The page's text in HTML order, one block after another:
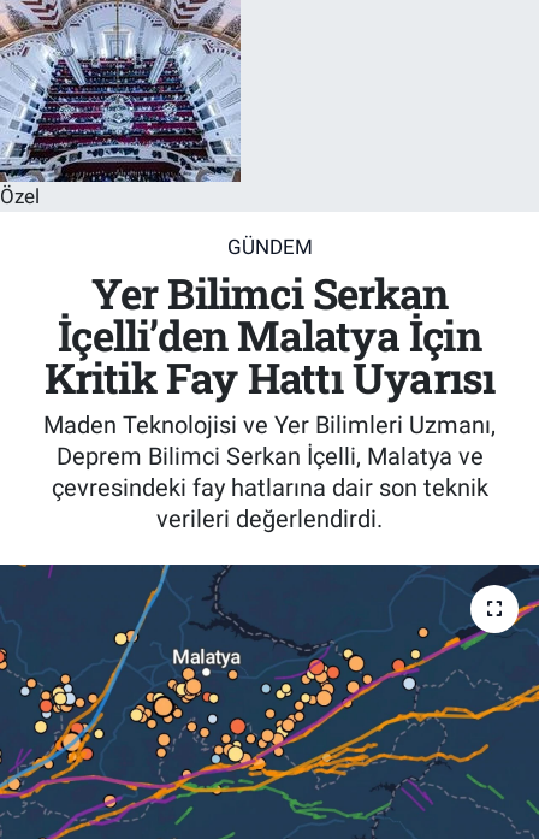
Özel
GÜNDEM
Yer Bilimci Serkan
İçelli’den Malatya İçin
Kritik Fay Hattı Uyarısı
Maden Teknolojisi ve Yer Bilimleri Uzmanı,
Deprem Bilimci Serkan İçelli, Malatya ve
çevresindeki fay hatlarına dair son teknik
verileri değerlendirdi.